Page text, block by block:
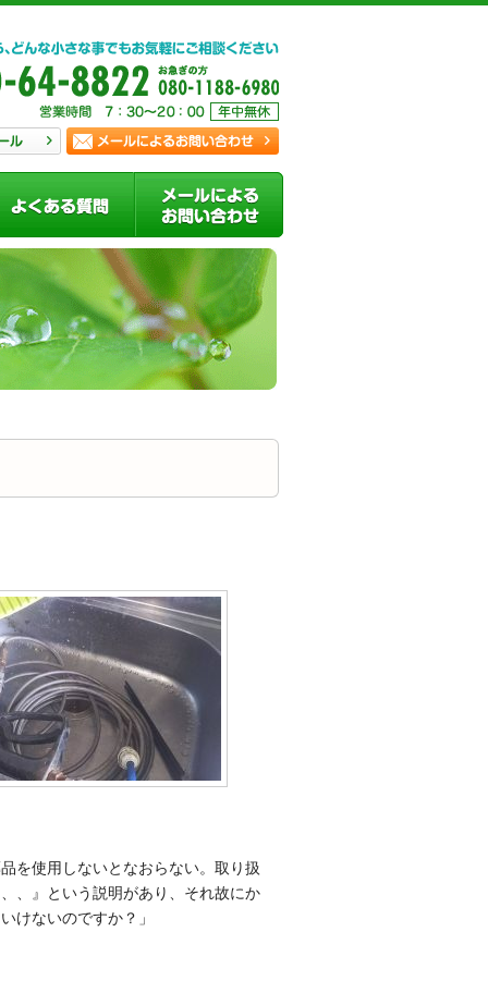
を使用しないとなおらない。取り扱
、』という説明があり、それ故にか
けないのですか？」